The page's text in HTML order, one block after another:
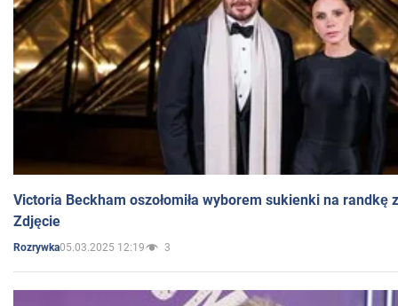
Victoria Beckham oszołomiła wyborem sukienki na randkę
Zdjęcie
Rozrywka05.03.2025 12:19 3